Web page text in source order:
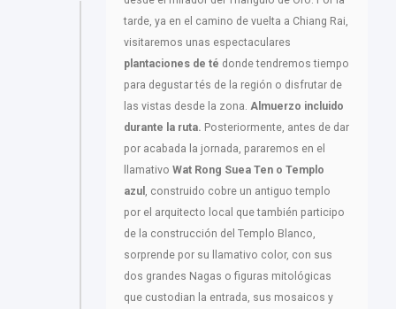
tarde, ya en el camino de vuelta a Chiang Rai,
visitaremos unas espectaculares
plantaciones de té donde tendremos tiempo
para degustar tés de la región o disfrutar de
las vistas desde la zona. Almuerzo incluido
durante la ruta. Posteriormente, antes de dar
por acabada la jornada, pararemos en el
llamativo Wat Rong Suea Ten o Templo
azul , construido cobre un antiguo templo
por el arquitecto local que también participo
de la construcción del Templo Blanco,
sorprende por su llamativo color, con sus
dos grandes Nagas o figuras mitológicas
que custodian la entrada, sus mosaicos y